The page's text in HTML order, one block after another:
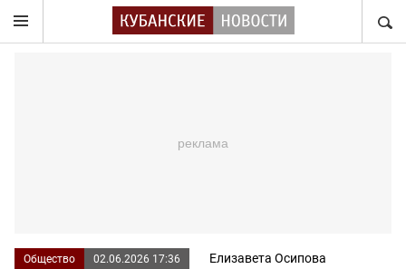
Общество 02.06.2026 17:36 Елизавета Осипова